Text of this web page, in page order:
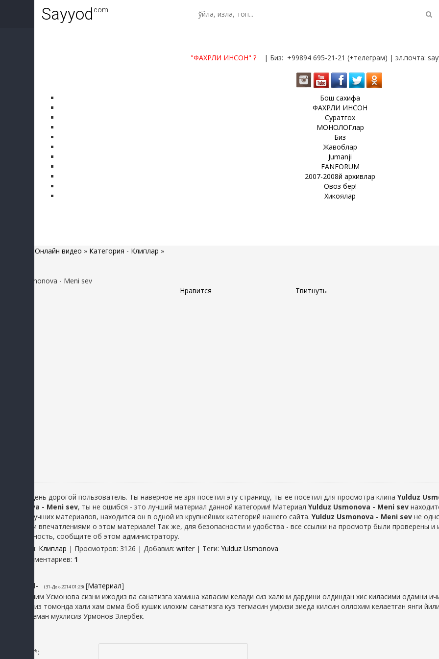
Sayyod.com
"ФАХРЛИ ИНСОН"? | Биз: +99894 695-21-21 (+телеграм) | эл.почта:
Бош сахифа
ФАХРЛИ ИНСОН
Суратгох
МОНОЛОГлар
Биз
Жавоблар
Jumanji
FANFORUM
2007-2008й архивлар
Овоз бер!
Хикоялар
Онлайн видео » Категория - Клиплар »
Yulduz Usmonova - Meni sev
Нравится
Твитнуть
Добрый день дорогой пользователь. Ты наверное не зря посетил эту страницу, ты её посетил для просмотра клипа Yulduz
Usmonova - Meni sev, ты не ошибся - это лучший материал данной категории! Материал Yulduz Usmonova - Meni sev
один из лучших материалов, находится он в одной из крупнейших категорий нашего сайта. Yulduz Usmonova - Meni sev не
хорошими впечатлениями о этом материале! Так же, для безопасности и удобства - все ссылки на просмотр были проверены
неисправность, сообщите об этом администратору.
Категория: Клиплар | Просмотров: 3126 | Добавил: writer | Теги: Yulduz Usmonova
Всего комментариев: 1
jamshid- (31-Дек-2014 01:23) [Материал]
Юлдузхоним Усмонова сизни ижодиз ва санатизга хамиша хавасим келади сиз халкни дардини олдиндан хис киласими одамни
кушигиз биз томонда хали хам омма боб кушик илохим санатизга куз тегмасин умризи зиеда килсин оллохим келаетган янги
омад тилеман мухлисиз Урмонов Элербек.
Исмингиз *: